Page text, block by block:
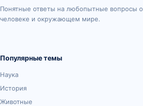
Понятные ответы на любопытные вопросы о
человеке и окружающем мире.
Популярные темы
Наука
История
Животные